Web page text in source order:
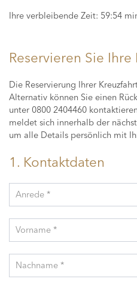
Ihre verbleibende Zeit: 59:53
Reservieren Sie Ihre
Die Reservierung Ihrer
Alternativ können Sie einen
unter 0800 2404460
meldet sich innerhalb der
um alle Details persönlich mit
1. Kontaktdaten
Anrede *
Vorname *
Nachname *